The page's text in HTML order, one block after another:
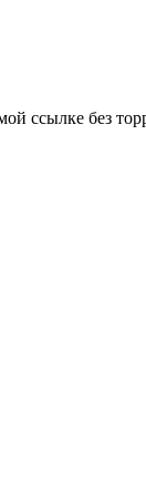
ссылке без